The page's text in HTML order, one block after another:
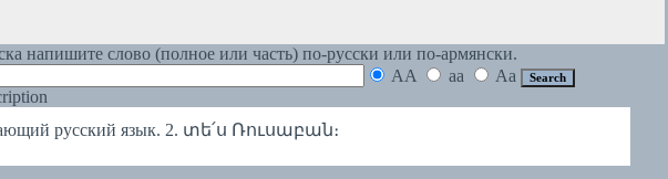
напишите слово (полное или часть) по-русски или по-армянски.
AA aa
Aa
русский язык. 2. տե՛ս Ռուսաբան։